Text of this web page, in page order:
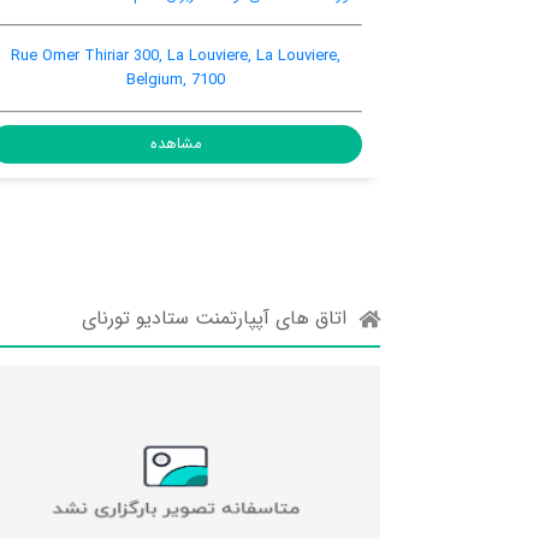
Rue Omer Thiriar 300, La
De Wavrin, Garocentre, La
مشاهده
اتاق های آپپارتمنت ستادیو تورنای